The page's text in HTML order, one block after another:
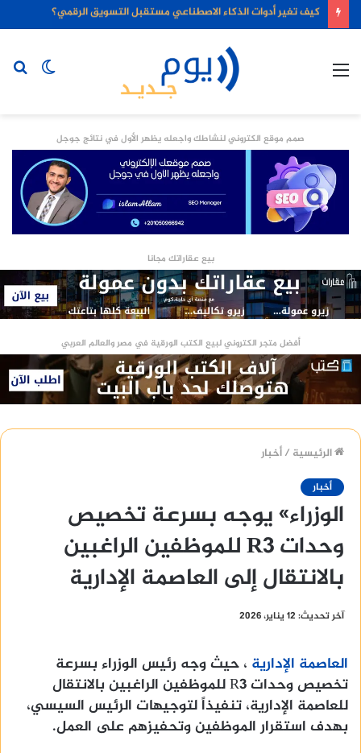
كيف تغير أدوات الذكاء الاصطناعي مستقبل التسويق الرقمي؟
الوضع
صمم موقع الكتروني لنشاطك واجعله يظهر الأول في نتائج جوجل
بيع عقاراتك مجانا
أفضل متجر الكتروني لبيع الكتب الورقية في مصر والعالم العربي
الرئيسية /أخبار
أخبار
الوزراء» يوجه بسرعة تخصيص
وحدات R3 للموظفين الراغبين
بالانتقال إلى العاصمة الإدارية
آخر تحديث: 12 يناير، 2026
العاصمة الإدارية ، حيث وجه رئيس الوزراء بسرعة
تخصيص وحدات R3 للموظفين الراغبين بالانتقال
للعاصمة الإدارية، تنفيذاً لتوجيهات الرئيس السيسي،
بهدف استقرار الموظفين وتحفيزهم على العمل.